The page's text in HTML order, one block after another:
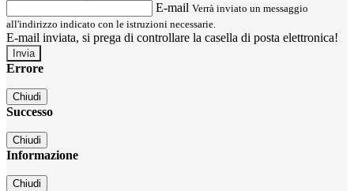
E-mail Verrà inviato un messaggio
all'indirizzo indicato con le istruzioni necessarie.
E-mail inviata, si prega di controllare la casella di posta elettronica!
Errore
Chiudi
Successo
Chiudi
Informazione
Chiudi